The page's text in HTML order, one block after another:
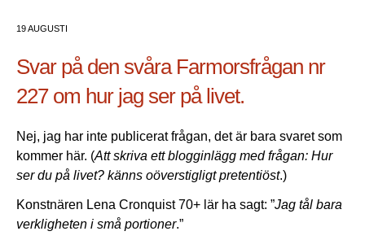
19 AUGUSTI
Svar på den svåra Farmorsfrågan nr
227 om hur jag ser på livet.
Nej, jag har inte publicerat frågan, det är bara svaret som
kommer här. (Att skriva ett blogginlägg med frågan: Hur
ser du på livet? känns oöverstigligt pretentiöst.)
Konstnären Lena Cronquist 70+ lär ha sagt: ”Jag tål bara
verkligheten i små portioner.”